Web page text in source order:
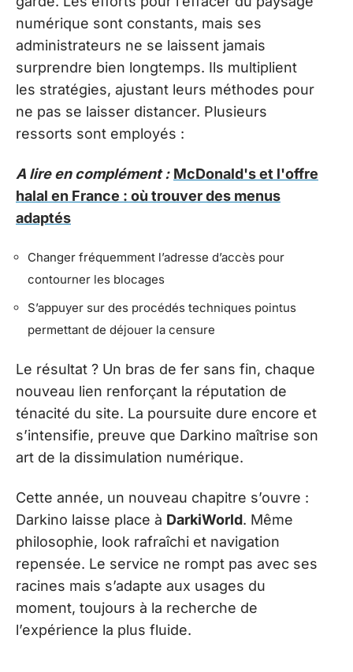
numérique sont constants, mais ses
administrateurs ne se laissent jamais
surprendre bien longtemps. Ils multiplient
les stratégies, ajustant leurs méthodes pour
ne pas se laisser distancer. Plusieurs
ressorts sont employés :
A lire en complément : McDonald's et l'offre
halal en France : où trouver des menus
adaptés
Changer fréquemment l’adresse d’accès pour
contourner les blocages
S’appuyer sur des procédés techniques pointus
permettant de déjouer la censure
Le résultat ? Un bras de fer sans fin, chaque
nouveau lien renforçant la réputation de
ténacité du site. La poursuite dure encore et
s’intensifie, preuve que Darkino maîtrise son
art de la dissimulation numérique.
Cette année, un nouveau chapitre s’ouvre :
Darkino laisse place à DarkiWorld. Même
philosophie, look rafraîchi et navigation
repensée. Le service ne rompt pas avec ses
racines mais s’adapte aux usages du
moment, toujours à la recherche de
l’expérience la plus fluide.